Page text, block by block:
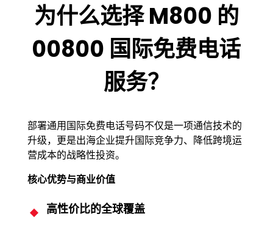
为什么选择 M800 的
00800 国际免费电话
服务？
部署通用国际免费电话号码不仅是一项通信技术的
升级，更是出海企业提升国际竞争力、降低跨境运
营成本的战略性投资。
核心优势与商业价值
高性价比的全球覆盖